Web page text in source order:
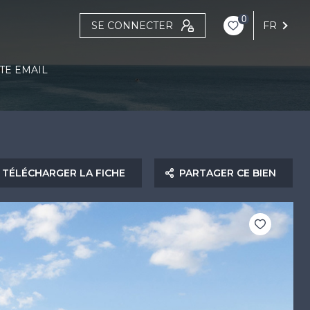
SE CONNECTER
0
FR
EMAIL
TÉLÉCHARGER LA FICHE PARTAGER CE BIEN